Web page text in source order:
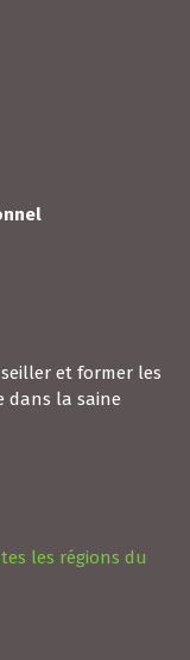
et former les
la saine